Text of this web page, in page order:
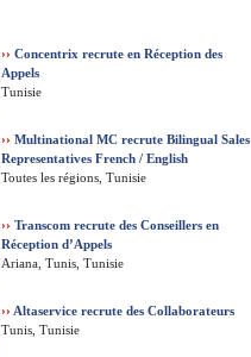
›› Concentrix recrute en Réception des
Appels
Tunisie
›› Multinational MC recrute Bilingual Sales
Representatives French / English
Toutes les régions, Tunisie
›› Transcom recrute des Conseillers en
Réception d’Appels
Ariana, Tunis, Tunisie
›› Altaservice recrute des Collaborateurs
Tunis, Tunisie